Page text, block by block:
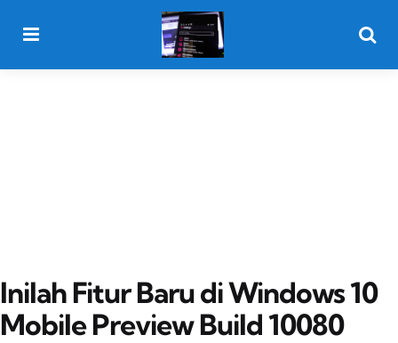
Inilah Fitur Baru di Windows 10
Mobile Preview Build 10080